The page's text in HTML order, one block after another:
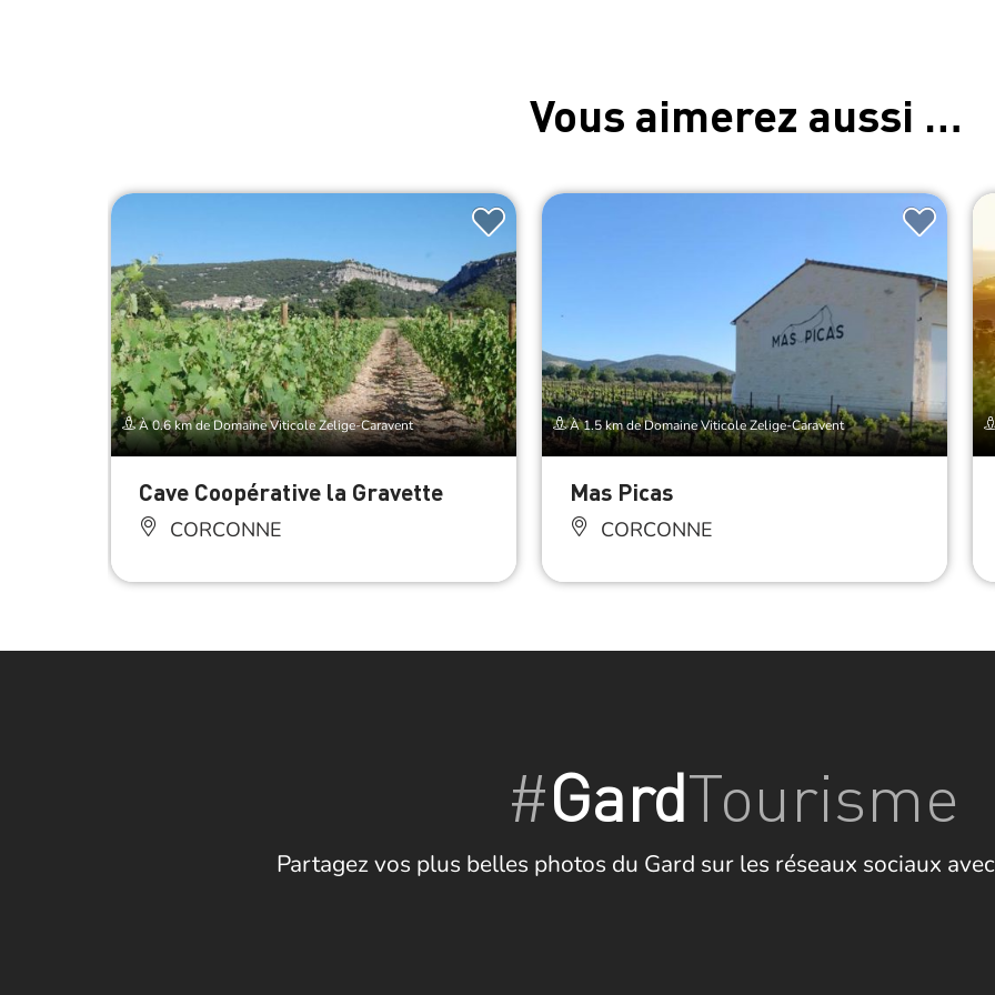
Vous aimerez aussi …
À 0.6 km de Domaine Viticole Zelige-Caravent
Cave Coopérative la Gravette
CORCONNE
À 1.5 km de Domaine Viticole Zelige-Caravent
Mas Picas
CORCONNE
#GardTourisme
Partagez vos plus belles photos du Gard sur les réseaux sociaux